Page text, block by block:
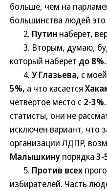
больше, чем на
большинства людей
2. Путин наберет,
3. Вторым, думаю,
который наберет до 8%.
4. У Глазьева, с
5%, а что касается
четвертое место с 2-3%.
статисты, они не
исключен вариант, что
организации ЛДПР,
Малышкину порядка 3-
5. Против всех
избирателей. Часть